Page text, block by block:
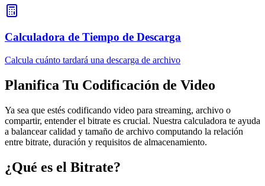
Calculadora de Tiempo de Descarga
Calcula cuánto tardará una descarga de archivo
Planifica Tu Codificación de Video
Ya sea que estés codificando video para streaming, archivo o
compartir, entender el bitrate es crucial. Nuestra calculadora te ayuda
a balancear calidad y tamaño de archivo computando la relación
entre bitrate, duración y requisitos de almacenamiento.
¿Qué es el Bitrate?